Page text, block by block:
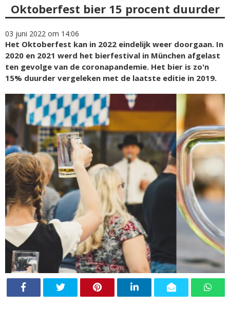
Oktoberfest bier 15 procent duurder
03 juni 2022 om 14:06
Het Oktoberfest kan in 2022 eindelijk weer doorgaan. In
2020 en 2021 werd het bierfestival in München afgelast
ten gevolge van de coronapandemie. Het bier is zo'n
15% duurder vergeleken met de laatste editie in 2019.